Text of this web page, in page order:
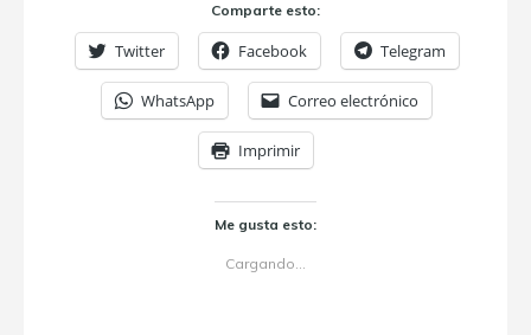
Comparte esto:
Twitter Facebook Telegram
WhatsApp Correo electrónico
Imprimir
Me gusta esto:
Cargando...